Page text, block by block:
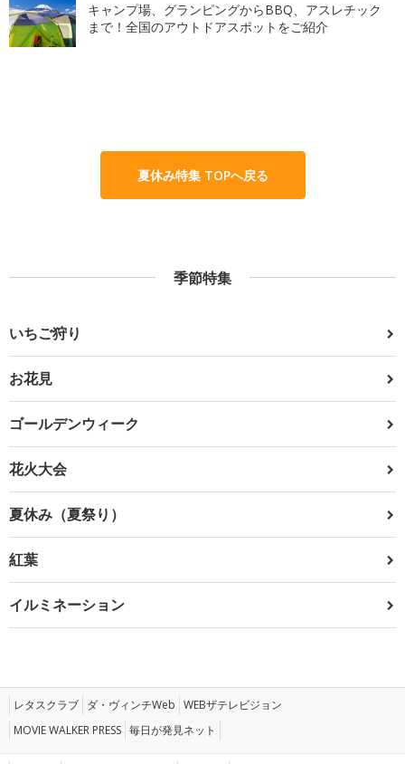
キャンプ場、グランピングからBBQ、アスレチック
まで！全国のアウトドアスポットをご紹介
夏休み特集 TOPへ戻る
季節特集
いちご狩り
お花見
ゴールデンウィーク
花火大会
夏休み（夏祭り）
紅葉
イルミネーション
レタスクラブ ダ・ヴィンチWeb WEBザテレビジョン
MOVIE WALKER PRESS 毎日が発見ネット